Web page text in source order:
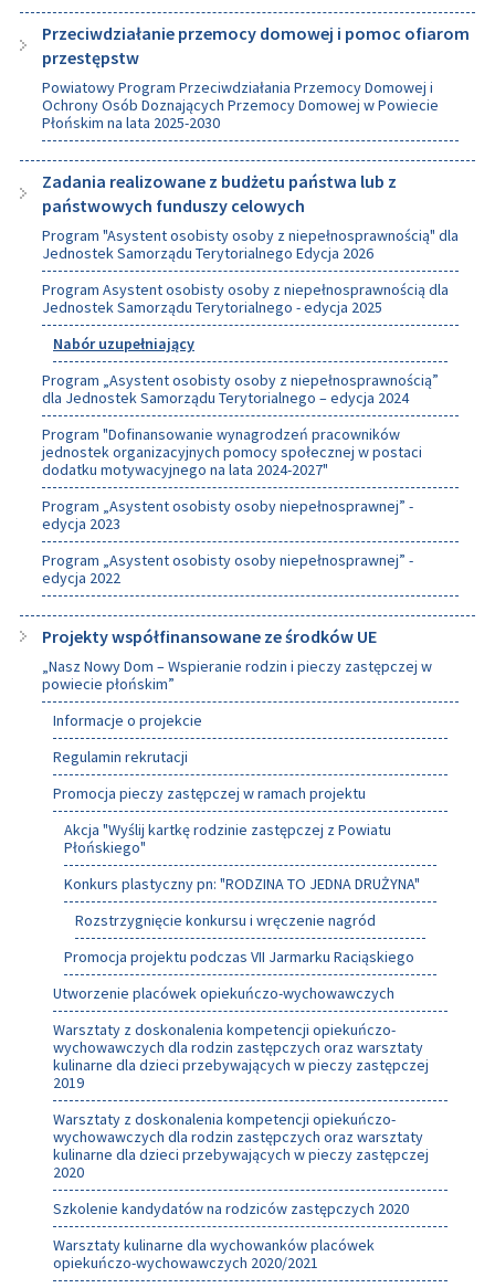
Przeciwdziałanie przemocy domowej i pomoc ofiarom
przestępstw
Powiatowy Program Przeciwdziałania Przemocy Domowej i
Ochrony Osób Doznających Przemocy Domowej w Powiecie
Płońskim na lata 2025-2030
Zadania realizowane z budżetu państwa lub z
państwowych funduszy celowych
Program "Asystent osobisty osoby z niepełnosprawnością" dla
Jednostek Samorządu Terytorialnego Edycja 2026
Program Asystent osobisty osoby z niepełnosprawnością dla
Jednostek Samorządu Terytorialnego - edycja 2025
Nabór uzupełniający
Program „Asystent osobisty osoby z niepełnosprawnością”
dla Jednostek Samorządu Terytorialnego – edycja 2024
Program "Dofinansowanie wynagrodzeń pracowników
jednostek organizacyjnych pomocy społecznej w postaci
dodatku motywacyjnego na lata 2024-2027"
Program „Asystent osobisty osoby niepełnosprawnej” -
edycja 2023
Program „Asystent osobisty osoby niepełnosprawnej” -
edycja 2022
Projekty współfinansowane ze środków UE
„Nasz Nowy Dom – Wspieranie rodzin i pieczy zastępczej w
powiecie płońskim”
Informacje o projekcie
Regulamin rekrutacji
Promocja pieczy zastępczej w ramach projektu
Akcja "Wyślij kartkę rodzinie zastępczej z Powiatu
Płońskiego"
Konkurs plastyczny pn: "RODZINA TO JEDNA DRUŻYNA"
Rozstrzygnięcie konkursu i wręczenie nagród
Promocja projektu podczas VII Jarmarku Raciąskiego
Utworzenie placówek opiekuńczo-wychowawczych
Warsztaty z doskonalenia kompetencji opiekuńczo-
wychowawczych dla rodzin zastępczych oraz warsztaty
kulinarne dla dzieci przebywających w pieczy zastępczej
2019
Warsztaty z doskonalenia kompetencji opiekuńczo-
wychowawczych dla rodzin zastępczych oraz warsztaty
kulinarne dla dzieci przebywających w pieczy zastępczej
2020
Szkolenie kandydatów na rodziców zastępczych 2020
Warsztaty kulinarne dla wychowanków placówek
opiekuńczo-wychowawczych 2020/2021